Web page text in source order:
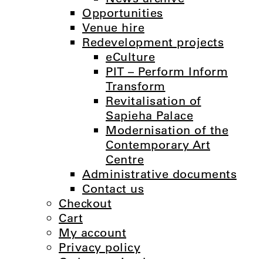
Opportunities
Venue hire
Redevelopment projects
eCulture
PIT – Perform Inform
Transform
Revitalisation of
Sapieha Palace
Modernisation of the
Contemporary Art
Centre
Administrative documents
Contact us
Checkout
Cart
My account
Privacy policy